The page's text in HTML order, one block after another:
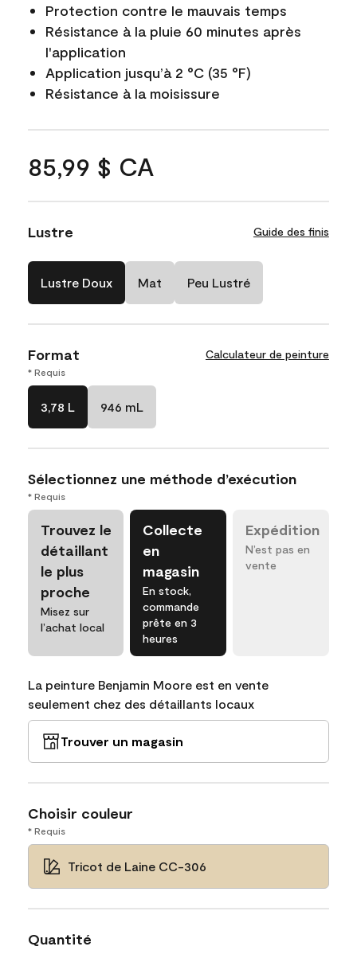
Protection contre le mauvais temps
Résistance à la pluie 60 minutes après
l'application
Application jusqu’à 2 °C (35 °F)
Résistance à la moisissure
85,99 $ CA
Lustre Guide des finis
Lustre Doux Mat Peu Lustré
Format Calculateur de peinture
* Requis
3,78 L 946 mL
Sélectionnez une méthode d’exécution
* Requis
Trouvez le
détaillant
le plus
proche
Misez sur
l’achat local
Collecte
en
magasin
En stock,
commande
prête en 3
heures
Expédition
N’est pas en
vente
La peinture Benjamin Moore est en vente
seulement chez des détaillants locaux
Trouver un magasin
Choisir couleur
* Requis
Tricot de Laine CC-306
Quantité